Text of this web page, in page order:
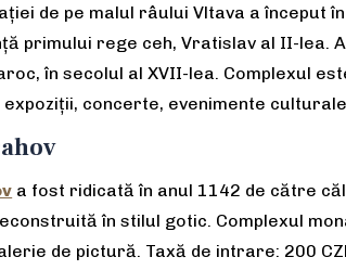
de pe malul râului Vltava a început
primului rege ceh, Vratislav al II-lea.
în secolul al XVII-lea. Complexul
concerte, evenimente
a fost ridicată în anul 1142 de către
în stilul gotic. Complexul
de pictură. Taxă de intrare: 200